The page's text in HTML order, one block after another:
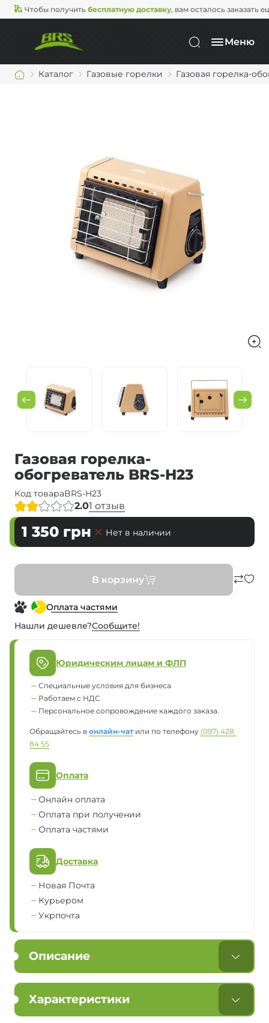
Чтобы получить бесплатную доставку, вам осталось заказать
Меню
Каталог Газовые горелки Газовая горелка-
Газовая горелка-
обогреватель BRS-H23
Код товараBRS-H23
2.01 отзыв
1 350 грн Нет в наличии
В корзину
Оплата частями
Нашли дешевле?Сообщите!
Юридическим лицам и ФЛП
Специальные условия для бизнеса
Работаем с НДС
Персональное сопровождение каждого заказа.
Обращайтесь в онлайн-чатили по телефону (097) 428
84 55
Оплата
Онлайн оплата
Оплата при получении
Оплата частями
Доставка
Новая Почта
Курьером
Укрпочта
Описание
Характеристики